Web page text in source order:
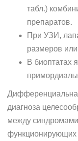
табл.)
препаратов.
При УЗИ,
размеров
В биоптатах
диагноза
между
функционирующих